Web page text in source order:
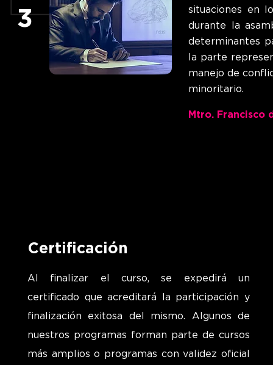
situaciones en
durante la
determinantes
la parte
manejo de
minoritario.
3
Mtro. Francisco
Certificación
Al finalizar el curso, se expedirá un
certificado que acreditará la participación y
finalización exitosa del mismo. Algunos de
nuestros programas forman parte de cursos
más amplios o programas con validez oficial